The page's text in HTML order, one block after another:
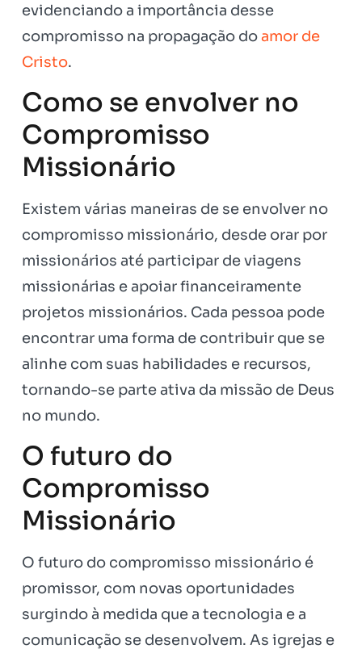
evidenciando a importância desse
compromisso na propagação doamor de
Cristo.
Como se envolver no
Compromisso
Missionário
Existem várias maneiras de se envolver no
compromisso missionário, desde orar por
missionários até participar de viagens
missionárias e apoiar financeiramente
projetos missionários. Cada pessoa pode
encontrar uma forma de contribuir que se
alinhe com suas habilidades e recursos,
tornando-se parte ativa da missão de Deus
no mundo.
O futuro do
Compromisso
Missionário
O futuro do compromisso missionário é
promissor, com novas oportunidades
surgindo à medida que a tecnologia e a
comunicação se desenvolvem. As igrejas e